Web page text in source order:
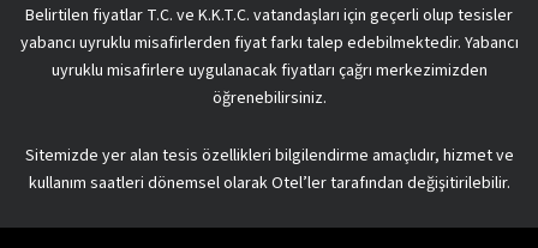
Belirtilen fiyatlar T.C. ve K.K.T.C. vatandaşları için geçerli olup tesisler
yabancı uyruklu misafirlerden fiyat farkı talep edebilmektedir. Yabancı
uyruklu misafirlere uygulanacak fiyatları çağrı merkezimizden
öğrenebilirsiniz.
Sitemizde yer alan tesis özellikleri bilgilendirme amaçlıdır, hizmet ve
kullanım saatleri dönemsel olarak Otel’ler tarafından değişitirilebilir.